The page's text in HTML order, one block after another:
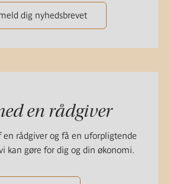
dig nyhedsbrevet
en rådgiver
en rådgiver og få en uforpligtende
kan gøre for dig og din økonomi.